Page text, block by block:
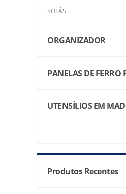
SOFÁS
ORGANIZADOR
PANELAS DE FERRO
UTENSÍLIOS EM
Produtos Recentes